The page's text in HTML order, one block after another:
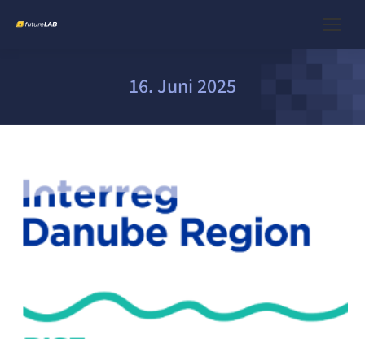
16. Juni 2025